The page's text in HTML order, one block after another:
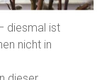
diesmal ist
nicht in